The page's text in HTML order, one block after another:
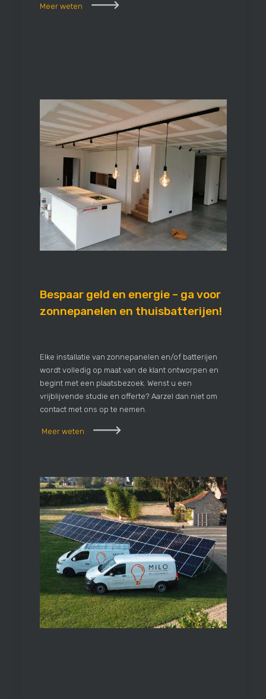
Meer weten
Bespaar geld en energie – ga voor
zonnepanelen en thuisbatterijen!
Elke installatie van zonnepanelen en/of batterijen
wordt volledig op maat van de klant ontworpen en
begint met een plaatsbezoek. Wenst u een
vrijblijvende studie en offerte? Aarzel dan niet om
contact met ons op te nemen.
Meer weten